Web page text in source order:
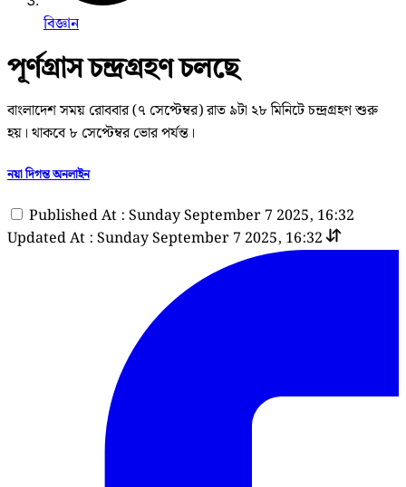
বিজ্ঞান
পূর্ণগ্রাস চন্দ্রগ্রহণ চলছে
বাংলাদেশ সময় রোববার (৭ সেপ্টেম্বর) রাত ৯টা ২৮ মিনিটে চন্দ্রগ্রহণ শুরু
হয়। থাকবে ৮ সেপ্টেম্বর ভোর পর্যন্ত।
নয়া দিগন্ত অনলাইন
Published At : Sunday September 7 2025, 16:32
Updated At : Sunday September 7 2025, 16:32